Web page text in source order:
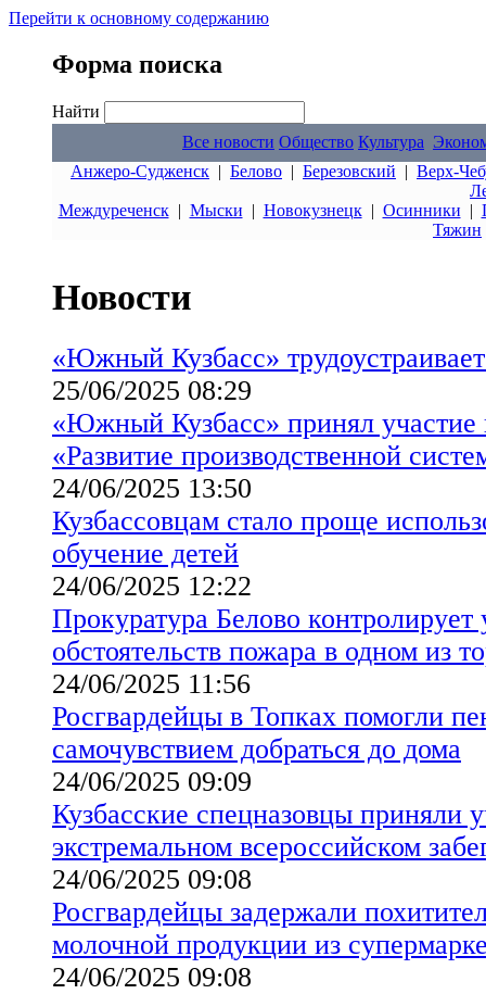
Перейти к основному содержанию
Форма поиска
Найти
Все новости Общество Культура
Анжеро-Судженск | Белово | Березовский | Верх-
Междуреченск| Мыски | Новокузнецк| Осинники |
Тяжин
Новости
«Южный Кузбасс»
25/06/2025 08:29
«Южный Кузбасс» принял
«Развитие производственной
24/06/2025 13:50
Кузбассовцам стало проще
обучение детей
24/06/2025 12:22
Прокуратура Белово контролирует
обстоятельств пожара в одном из
24/06/2025 11:56
Росгвардейцы в Топках помогли
самочувствием добраться до дома
24/06/2025 09:09
Кузбасские спецназовцы приняли
экстремальном всероссийском
24/06/2025 09:08
Росгвардейцы задержали
молочной продукции из
24/06/2025 09:08